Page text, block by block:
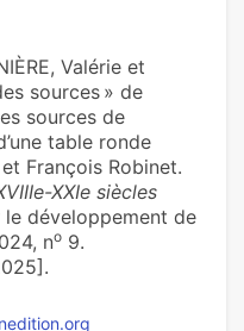
Valérie et
sources » de
sources de
table ronde
François Robinet.
XXIe siècles
développement de
no 9.